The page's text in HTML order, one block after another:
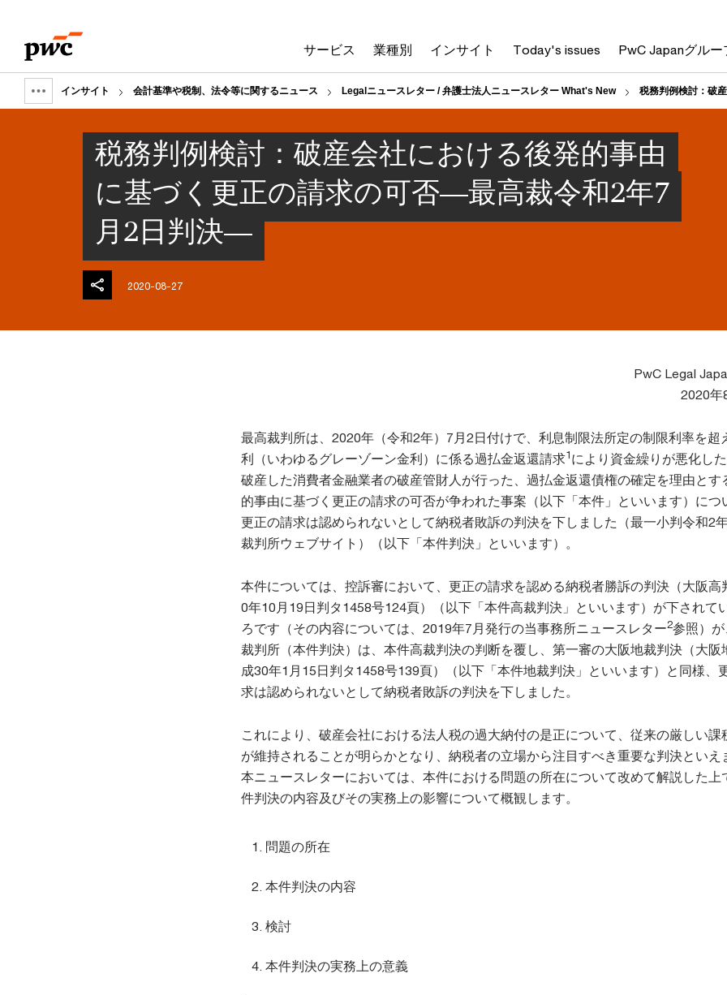
content
footer
サービス 業種別 インサイト Today's issues PwC Japanグルー
Show
breadcrumb
インサイト 会計基準や税制、法令等に関するニュース Legalニュースレター / 弁護士法人ニュースレター What's New 税務判例検討：破
税務判例検討：破産会社における後発的事由
に基づく更正の請求の可否―最高裁令和2年7
月2日判決―
2020-08-27
PwC Legal
2020年
最高裁判所は、2020年（令和2年）7月2日付けで、利息制限法所定の制限利率を超
利（いわゆるグレーゾーン金利）に係る過払金返還請求1 により資金繰りが悪化し
破産した消費者金融業者の破産管財人が行った、過払金返還債権の確定を理由とす
的事由に基づく更正の請求の可否が争われた事案（以下「本件」といいます）につ
更正の請求は認められないとして納税者敗訴の判決を下しました（最一小判令和2
裁判所ウェブサイト）（以下「本件判決」といいます）。
本件については、控訴審において、更正の請求を認める納税者勝訴の判決（大阪高
0年10月19日判タ1458号124頁）（以下「本件高裁判決」といいます）が下されて
ろです（その内容については、2019年7月発行の当事務所ニュースレター2参照）
裁判所（本件判決）は、本件高裁判決の判断を覆し、第一審の大阪地裁判決（大阪
成30年1月15日判タ1458号139頁）（以下「本件地裁判決」といいます）と同様、
求は認められないとして納税者敗訴の判決を下しました。
これにより、破産会社における法人税の過大納付の是正について、従来の厳しい課
が維持されることが明らかとなり、納税者の立場から注目すべき重要な判決といえ
本ニュースレターにおいては、本件における問題の所在について改めて解説した上
件判決の内容及びその実務上の影響について概観します。
問題の所在
本件判決の内容
検討
本件判決の実務上の意義